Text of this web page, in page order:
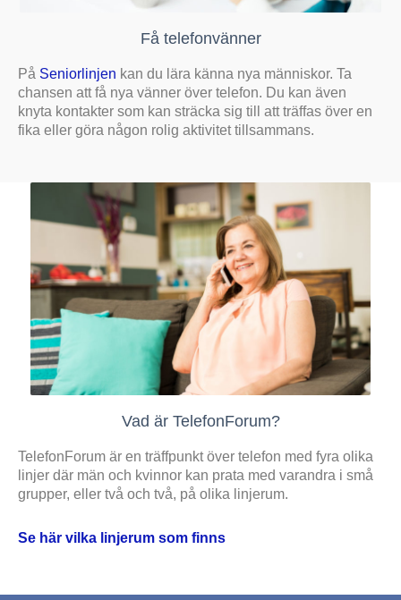
Få telefonvänner
På Seniorlinjen kan du lära känna nya människor. Ta
chansen att få nya vänner över telefon. Du kan även
knyta kontakter som kan sträcka sig till att träffas över en
fika eller göra någon rolig aktivitet tillsammans.
Vad är TelefonForum?
TelefonForum är en träffpunkt över telefon med fyra olika
linjer där män och kvinnor kan prata med varandra i små
grupper, eller två och två, på olika linjerum.
Se här vilka linjerum som finns